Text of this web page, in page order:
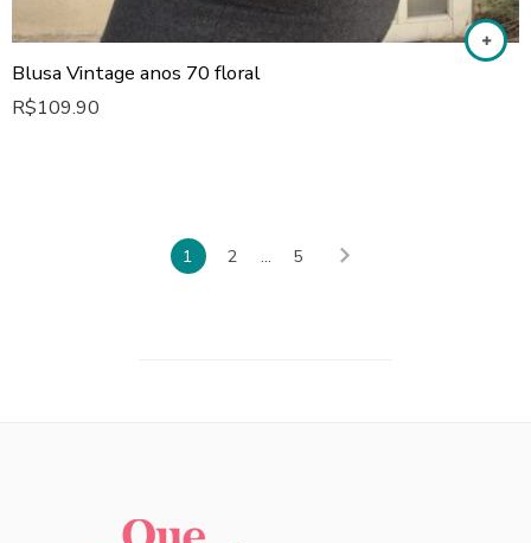
Blusa Vintage anos 70 floral
R$109.90
1 2 ... 5